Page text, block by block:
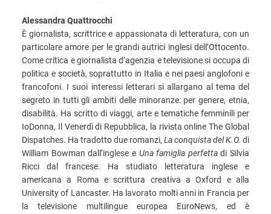
Alessandra Quattrocchi
È giornalista, scrittrice e appassionata di letteratura, con un
particolare amore per le grandi autrici inglesi dell’Ottocento.
Come critica e giornalista d’agenzia e televisione si occupa di
politica e società, soprattutto in Italia e nei paesi anglofoni e
francofoni. I suoi interessi letterari si allargano al tema del
segreto in tutti gli ambiti delle minoranze: per genere, etnia,
disabilità. Ha scritto di viaggi, arte e tematiche femminili per
IoDonna, Il Venerdì di Repubblica, la rivista online The Global
Dispatches. Ha tradotto due romanzi, La conquista del K.O. di
William Bowman dall’inglese e Una famiglia perfettadi Silvia
Ricci dal francese. Ha studiato letteratura inglese e
americana a Roma e scrittura creativa a Oxford e alla
University of Lancaster. Ha lavorato molti anni in Francia per
la televisione multilingue europea EuroNews, ed è